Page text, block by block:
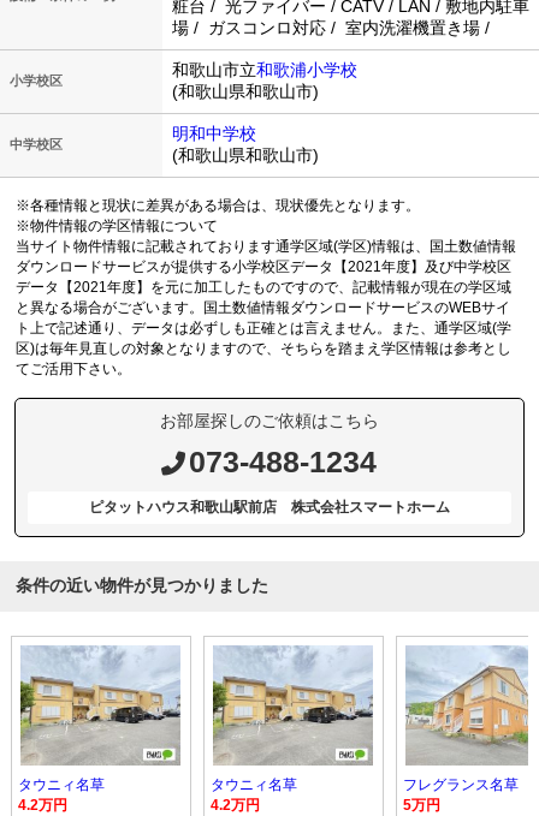
粧台 / 光ファイバー / CATV / LAN / 敷地内駐車
場 / ガスコンロ対応 / 室内洗濯機置き場 /
小学校区
和歌山市立和歌浦小学校
(和歌山県和歌山市)
中学校区
明和中学校
(和歌山県和歌山市)
※各種情報と現状に差異がある場合は、現状優先となります。
※物件情報の学区情報について
当サイト物件情報に記載されております通学区域(学区)情報は、国土数値情報
ダウンロードサービスが提供する小学校区データ【2021年度】及び中学校区
データ【2021年度】を元に加工したものですので、記載情報が現在の学区域
と異なる場合がございます。国土数値情報ダウンロードサービスのWEBサイ
ト上で記述通り、データは必ずしも正確とは言えません。また、通学区域(学
区)は毎年見直しの対象となりますので、そちらを踏まえ学区情報は参考とし
てご活用下さい。
お部屋探しのご依頼はこちら
073-488-1234
ピタットハウス和歌山駅前店 株式会社スマートホーム
条件の近い物件が見つかりました
タウニィ名草
4.2万円
タウニィ名草
4.2万円
フレグランス名草
5万円